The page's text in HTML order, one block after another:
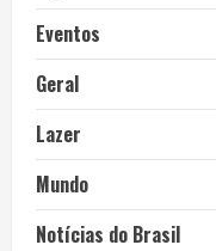
Eventos
Geral
Lazer
Mundo
Notícias do Brasil